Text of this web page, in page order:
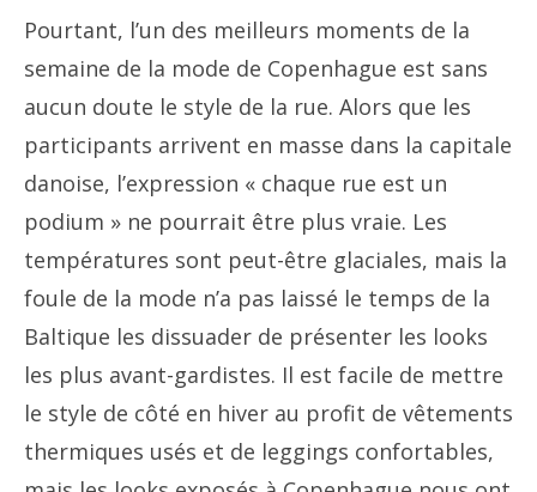
Pourtant, l’un des meilleurs moments de la
semaine de la mode de Copenhague est sans
aucun doute le style de la rue. Alors que les
participants arrivent en masse dans la capitale
danoise, l’expression « chaque rue est un
podium » ne pourrait être plus vraie. Les
températures sont peut-être glaciales, mais la
foule de la mode n’a pas laissé le temps de la
Baltique les dissuader de présenter les looks
les plus avant-gardistes. Il est facile de mettre
le style de côté en hiver au profit de vêtements
thermiques usés et de leggings confortables,